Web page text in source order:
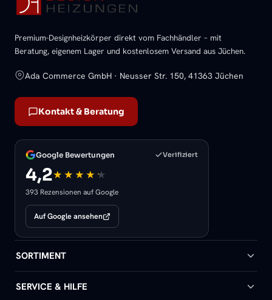
Premium-Designheizkörper direkt vom Fachhändler – mit
Beratung, eigenem Lager und kostenlosem Versand aus Jüchen.
Ada Commerce GmbH · Neusser Str. 150, 41363 Jüchen
Kontakt & Beratung
Google Bewertungen Verifiziert
4,2
393 Rezensionen auf Google
Auf Google ansehen
SORTIMENT
Badheizkörper
SERVICE & HILFE